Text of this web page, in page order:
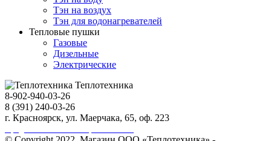
Тэн на воздух
Тэн для водонагревателей
Тепловые пушки
Газовые
Дизельные
Электрические
Теплотехника
8-902-940-03-26
8 (391) 240-03-26
г. Красноярск, ул. Маерчака, 65, оф. 223